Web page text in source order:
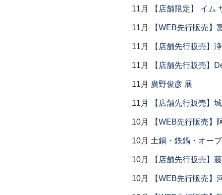
11月 【店舗限定】 イ
11月 【WEB先行販売】
11月 【店舗先行販売】
11月 【店舗先行販売】
11月 廣野俊彦 展
11月 【店舗先行販売】
10月 【WEB先行販売】
10月 土鍋・鉄鍋・オー
10月 【店舗先行販売】
10月 【WEB先行販売】